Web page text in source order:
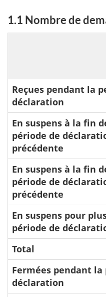
1.1 Nombre de
Reçues pendant la
déclaration
En suspens à la fin
période de
précédente
En suspens à la fin
période de
précédente
En suspens pour
période de
Total
Fermées pendant la
déclaration